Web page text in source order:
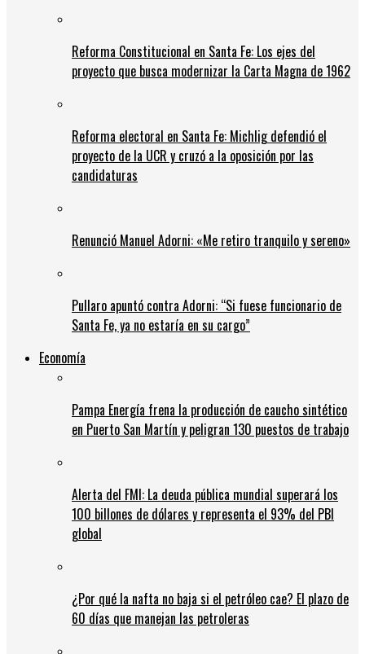
Reforma Constitucional en Santa Fe: Los ejes del
proyecto que busca modernizar la Carta Magna de 1962
Reforma electoral en Santa Fe: Michlig defendió el
proyecto de la UCR y cruzó a la oposición por las
candidaturas
Renunció Manuel Adorni: «Me retiro tranquilo y sereno»
Pullaro apuntó contra Adorni: “Si fuese funcionario de
Santa Fe, ya no estaría en su cargo”
Economía
Pampa Energía frena la producción de caucho sintético
en Puerto San Martín y peligran 130 puestos de trabajo
Alerta del FMI: La deuda pública mundial superará los
100 billones de dólares y representa el 93% del PBI
global
¿Por qué la nafta no baja si el petróleo cae? El plazo de
60 días que manejan las petroleras